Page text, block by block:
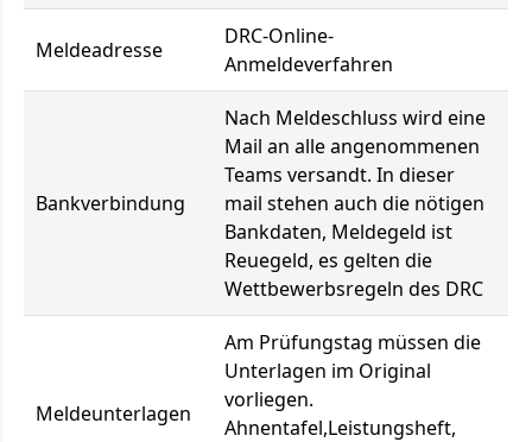
Meldeadresse
DRC-Online-
Anmeldeverfahren
Bankverbindung
Nach Meldeschluss wird eine
Mail an alle angenommenen
Teams versandt. In dieser
mail stehen auch die nötigen
Bankdaten, Meldegeld ist
Reuegeld, es gelten die
Wettbewerbsregeln des DRC
Meldeunterlagen
Am Prüfungstag müssen die
Unterlagen im Original
vorliegen.
Ahnentafel,Leistungsheft,